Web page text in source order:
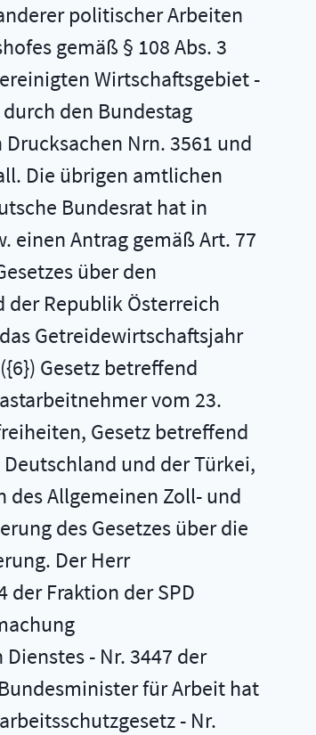
politischer Arbeiten
gemäß § 108 Abs. 3
Wirtschaftsgebiet -
den Bundestag
Nrn. 3561 und
Die übrigen amtlichen
Bundesrat hat in
einen Antrag gemäß Art. 77
über den
der Republik Österreich
Getreidewirtschaftsjahr
Gesetz betreffend
vom 23.
Gesetz betreffend
und der Türkei,
des Allgemeinen Zoll- und
des Gesetzes über die
Der Herr
der Fraktion der SPD
- Nr. 3447 der
für Arbeit hat
- Nr.